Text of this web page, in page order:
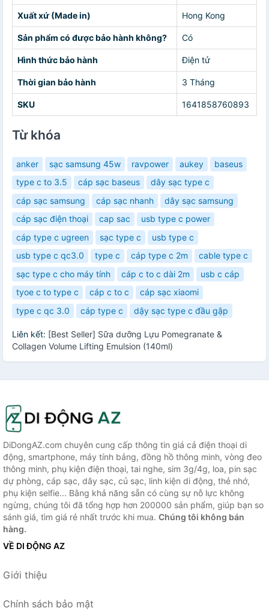
Xuất xứ (Made in) Hong Kong
Sản phẩm có được bảo hành không? Có
Hình thức bảo hành Điện tử
Thời gian bảo hành 3 Tháng
SKU 1641858760893
Từ khóa
anker sạc samsung 45w ravpower aukey
baseus
type c to 3.5
cáp sạc baseus
dây sạc type c
cáp sạc samsung
cáp sạc nhanh
dây sạc samsung
cáp sạc điện thoại
cap sac
usb type c power
cáp type c ugreen
sạc type c
usb type c
usb type c qc3.0
type c cáp type c 2m
cable type c
sạc type c cho máy tính
cáp c to c dài 2m
usb c cáp
tyoe c to type c
cáp c to c
cáp sạc xiaomi
type c qc 3.0
cáp type c dậy sạc type c đầu gập
Liên kết: [Best Seller] Sữa dưỡng Lựu Pomegranate &
Collagen Volume Lifting Emulsion (140ml)
DiDongAZ.com chuyên cung cấp thông tin giá cả điện thoại di
động, smartphone, máy tính bảng, đồng hồ thông minh, vòng đeo
thông minh, phụ kiện điện thoại, tai nghe, sim 3g/4g, loa, pin sạc
dự phòng, cáp sạc, dây sạc, củ sạc, linh kiện di động, thẻ nhớ,
phụ kiện selfie... Bằng khả năng sẵn có cùng sự nỗ lực không
ngừng, chúng tôi đã tổng hợp hơn 200000 sản phẩm, giúp bạn so
sánh giá, tìm giá rẻ nhất trước khi mua. Chúng tôi không bán
hàng.
VỀ DI ĐỘNG AZ
Giới thiệu
Chính sách bảo mật